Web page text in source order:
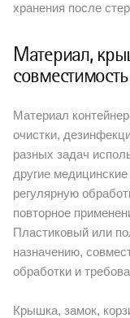
хранения после
Материал,
Материал
очистки,
разных задач
другие
регулярную
повторное
Пластиковый или
назначению,
обработки и
Крышка, замок,